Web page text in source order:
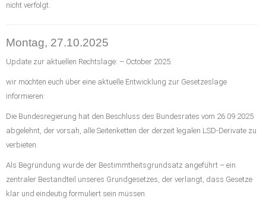
nicht verfolgt.
Montag, 27.10.2025
Update zur aktuellen Rechtslage: – October 2025:
wir möchten euch über eine aktuelle Entwicklung zur Gesetzeslage
informieren:
Die Bundesregierung hat den Beschluss des Bundesrates vom 26.09.2025
abgelehnt, der vorsah, alle Seitenketten der derzeit legalen LSD-Derivate zu
verbieten.
Als Begründung wurde der Bestimmtheitsgrundsatz angeführt – ein
zentraler Bestandteil unseres Grundgesetzes, der verlangt, dass Gesetze
klar und eindeutig formuliert sein müssen.